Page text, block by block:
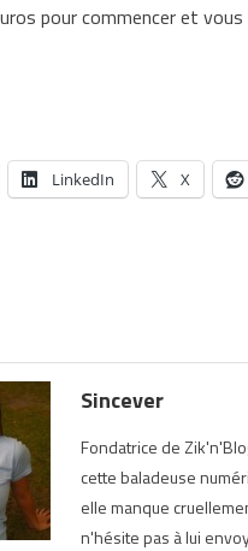
pour commencer et vous
LinkedIn X
Sincever
Fondatrice de
cette baladeuse
elle manque
n'hésite pas à lui